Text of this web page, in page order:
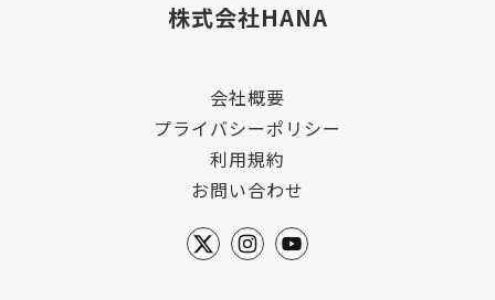
株式会社HANA
会社概要
プライバシーポリシー
利用規約
お問い合わせ